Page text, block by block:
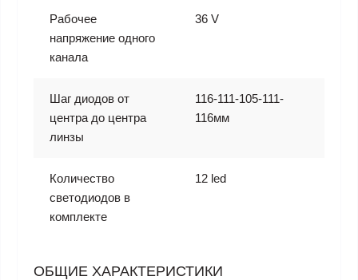
Рабочее
напряжение одного
канала
36 V
Шаг диодов от
центра до центра
линзы
116-111-105-111-
116мм
Количество
светодиодов в
комплекте
12 led
ОБЩИЕ ХАРАКТЕРИСТИКИ